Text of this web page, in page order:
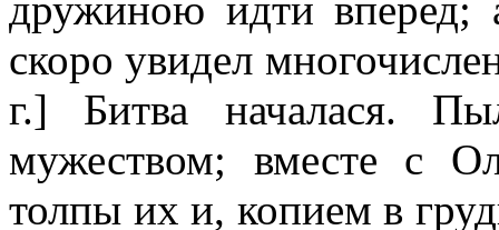
дружиною идти
скоро увидел
г.] Битва началася.
мужеством; вместе с
толпы их и, копием в